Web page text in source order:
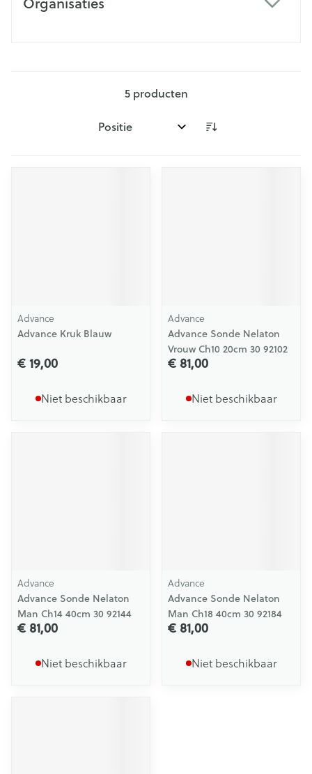
5producten
Sorteer op:
Advance
Advance Kruk Blauw
€ 19,00
Niet beschikbaar
Advance
Advance Sonde Nelaton
Vrouw Ch10 20cm 30 92102
€ 81,00
Niet beschikbaar
Advance
Advance Sonde Nelaton
Man Ch14 40cm 30 92144
€ 81,00
Niet beschikbaar
Advance
Advance Sonde Nelaton
Man Ch18 40cm 30 92184
€ 81,00
Niet beschikbaar